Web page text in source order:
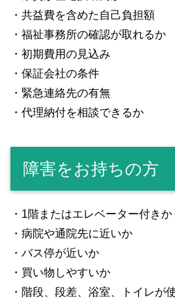
・共益費を含めた自己負担額
・福祉事務所の確認が取れるか
・初期費用の見込み
・保証会社の条件
・緊急連絡先の有無
・代理納付を相談できるか
障害をお持ちの方
・1階またはエレベーター付きか
・病院や通院先に近いか
・バス停が近いか
・買い物しやすいか
・階段、段差、浴室、トイレが